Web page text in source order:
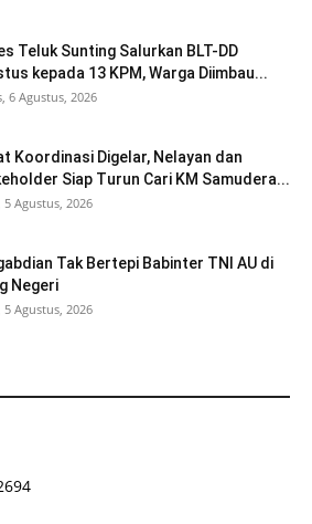
Teluk Sunting Salurkan BLT-DD
kepada 13 KPM, Warga Diimbau...
6 Agustus, 2026
Koordinasi Digelar, Nelayan dan
Siap Turun Cari KM Samudera...
5 Agustus, 2026
Tak Bertepi Babinter TNI AU di
Negeri
5 Agustus, 2026